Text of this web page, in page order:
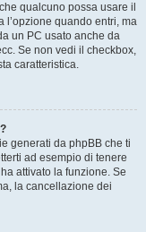
qualcuno possa usare il
l’opzione quando entri, ma
un PC usato anche da
Se non vedi il checkbox,
caratteristica.
generati da phpBB che ti
ad esempio di tenere
attivato la funzione. Se
la cancellazione dei